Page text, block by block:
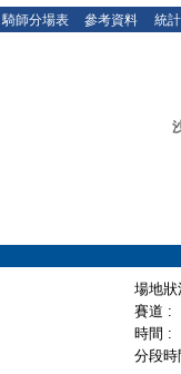
騎師分場表 參考資料 統
場地
賽道 :
時間 :
分段